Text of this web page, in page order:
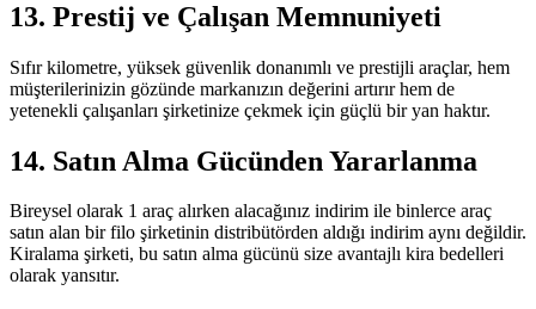
13. Prestij ve Çalışan Memnuniyeti
Sıfır kilometre, yüksek güvenlik donanımlı ve prestijli araçlar, hem
müşterilerinizin gözünde markanızın değerini artırır hem de
yetenekli çalışanları şirketinize çekmek için güçlü bir yan haktır.
14. Satın Alma Gücünden Yararlanma
Bireysel olarak 1 araç alırken alacağınız indirim ile binlerce araç
satın alan bir filo şirketinin distribütörden aldığı indirim aynı değildir.
Kiralama şirketi, bu satın alma gücünü size avantajlı kira bedelleri
olarak yansıtır.